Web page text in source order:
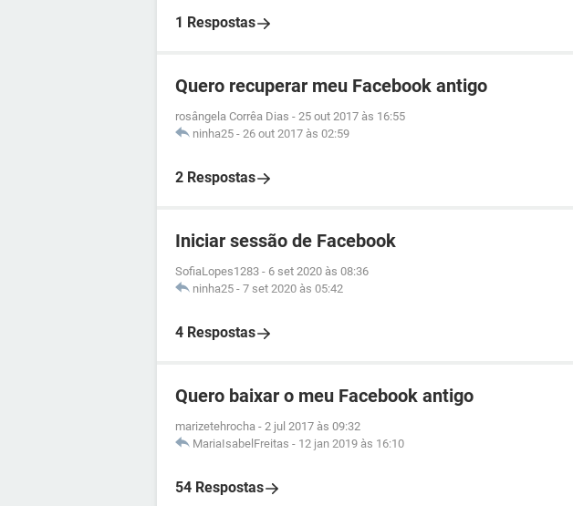
1 Respostas
Quero recuperar meu Facebook antigo
rosângela Corrêa Dias - 25 out 2017 às 16:55
ninha25 - 26 out 2017 às 02:59
2 Respostas
Iniciar sessão de Facebook
SofiaLopes1283 - 6 set 2020 às 08:36
ninha25 - 7 set 2020 às 05:42
4 Respostas
Quero baixar o meu Facebook antigo
marizetehrocha - 2 jul 2017 às 09:32
MariaIsabelFreitas - 12 jan 2019 às 16:10
54 Respostas